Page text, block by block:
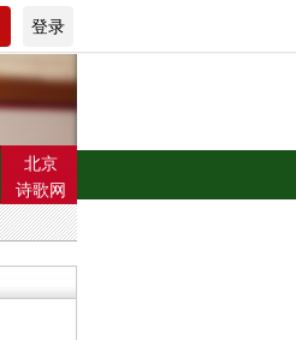
登录
北京
诗歌网